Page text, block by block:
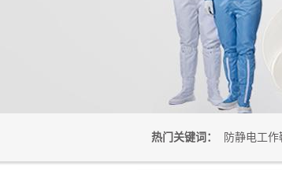
热门关键词： 防静电工作